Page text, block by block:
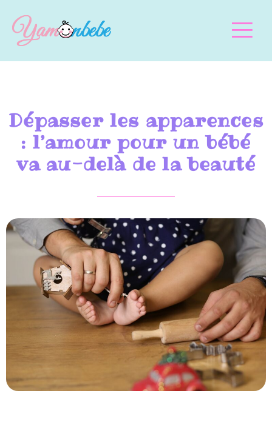
Dépasser les apparences
: l’amour pour un bébé
va au-delà de la beauté